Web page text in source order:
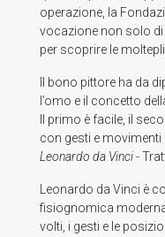
operazione, la
vocazione non solo
per scoprire le
Il bono pittore ha da
l’omo e il concetto
Il primo è facile, il
con gesti e movimenti
Leonardo da Vinci-
Leonardo da Vinci è
fisiognomica
volti, i gesti e le